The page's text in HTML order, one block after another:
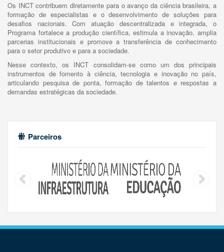
Os INCT contribuem diretamente para o avanço da ciência brasileira, a
formação de especialistas e o desenvolvimento de soluções para
desafios nacionais. Com atuação descentralizada e integrada, o
Programa fortalece a produção científica, estimula a inovação, amplia
parcerias institucionais e promove a transferência de conhecimento
para o setor produtivo e para a sociedade.
Nesse contexto, os INCT consolidam-se como um dos principais
instrumentos de fomento à ciência, tecnologia e inovação no país,
articulando pesquisa de ponta, formação de talentos e respostas a
demandas estratégicas da sociedade.
Parceiros